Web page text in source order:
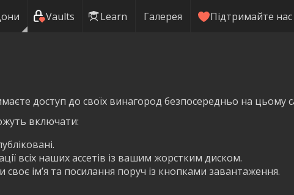
Vaults Learn Галерея Підтримайте нас
доступ до своїх винагород безпосередньо на цьому
включати:
всіх наших ассетів із вашим жорстким диском.
ім’я та посилання поруч із кнопками завантаження.